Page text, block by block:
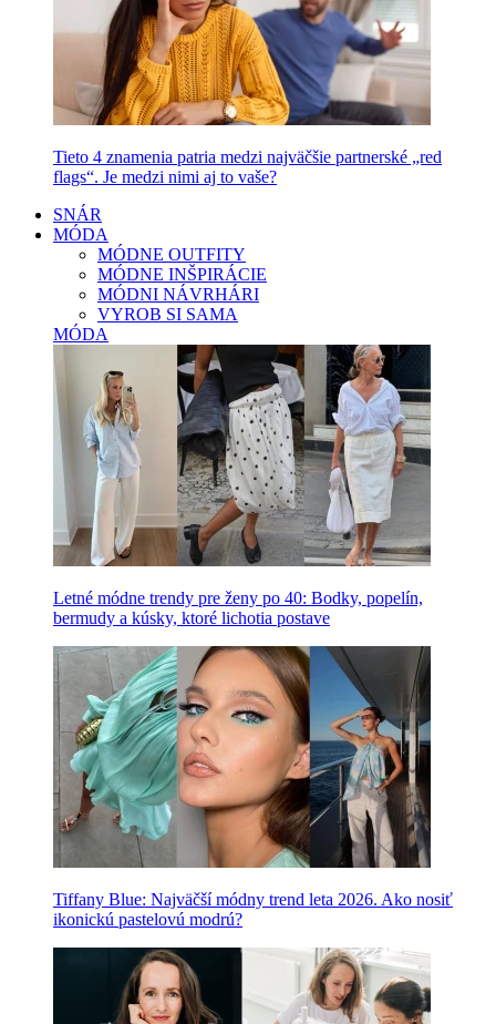
Tieto 4 znamenia patria medzi najväčšie partnerské „red
flags“. Je medzi nimi aj to vaše?
SNÁR
MÓDA
MÓDNE OUTFITY
MÓDNE INŠPIRÁCIE
MÓDNI NÁVRHÁRI
VYROB SI SAMA
MÓDA
Letné módne trendy pre ženy po 40: Bodky, popelín,
bermudy a kúsky, ktoré lichotia postave
Tiffany Blue: Najväčší módny trend leta 2026. Ako nosiť
ikonickú pastelovú modrú?